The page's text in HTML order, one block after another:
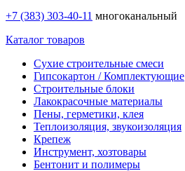
+7 (383) 303-40-11 многоканальный
Каталог товаров
Сухие строительные смеси
Гипсокартон / Комплектующие
Строительные блоки
Лакокрасочные материалы
Пены, герметики, клея
Теплоизоляция, звукоизоляция
Крепеж
Инструмент, хозтовары
Бентонит и полимеры